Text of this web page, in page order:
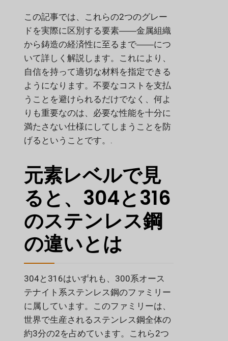
この記事では、これらの2つのグレー
ドを実際に区別する要素――金属組織
から鋳造の経済性に至るまで――につ
いて詳しく解説します。これにより、
自信を持って適切な材料を指定できる
ようになります。不要なコストを支払
うことを避けられるだけでなく、何よ
りも重要なのは、必要な性能を十分に
満たさない仕様にしてしまうことを防
げるということです。.
元素レベルで見
ると、304と316
のステンレス鋼
の違いとは
304と316はいずれも、300系オース
テナイト系ステンレス鋼のファミリー
に属しています。このファミリーは、
世界で生産されるステンレス鋼全体の
約3分の2を占めています。これら2つ